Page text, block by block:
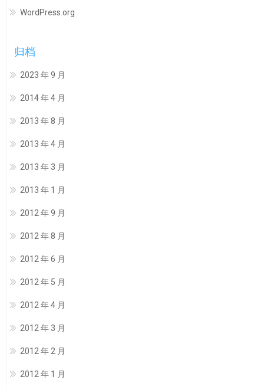
WordPress.org
归档
2023 年 9 月
2014 年 4 月
2013 年 8 月
2013 年 4 月
2013 年 3 月
2013 年 1 月
2012 年 9 月
2012 年 8 月
2012 年 6 月
2012 年 5 月
2012 年 4 月
2012 年 3 月
2012 年 2 月
2012 年 1 月